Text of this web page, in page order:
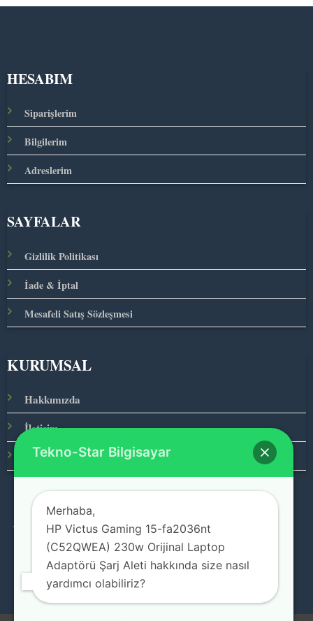
HESABIM
Siparişlerim
Bilgilerim
Adreslerim
SAYFALAR
Gizlilik Politikası
İade & İptal
Mesafeli Satış Sözleşmesi
KURUMSAL
Hakkımızda
İletişim
Ana Sayfa
© 2026 Teknolojinin Starı
Tekno-Star Bilgisayar
Merhaba,
HP Victus Gaming 15-fa2036nt
(C52QWEA) 230w Orijinal Laptop
Adaptörü Şarj Aleti hakkında size nasıl
yardımcı olabiliriz?